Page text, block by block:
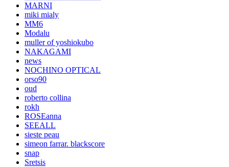
MARNI
miki mialy
MM6
Modalu
muller of yoshiokubo
NAKAGAMI
news
NOCHINO OPTICAL
orso90
oud
roberto collina
rokh
ROSEanna
SEEALL
sieste peau
simeon farrar. blackscore
snap
Sretsis